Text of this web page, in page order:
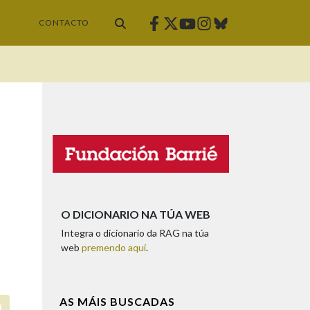
CONTACTO Facebook
Twitter
Youtube
Instagram
Bluesky
O DICIONARIO NA TÚA WEB
Integra o dicionario da RAG na túa
web premendo aquí.
AS MÁIS BUSCADAS